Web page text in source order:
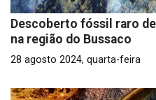
Descoberto fóssil raro
na região do Bussaco
28 agosto 2024, quarta-feira